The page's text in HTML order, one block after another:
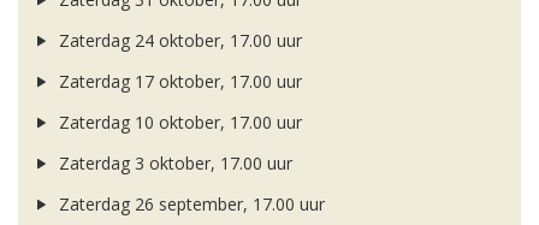
Zaterdag 24 oktober, 17.00 uur
Zaterdag 17 oktober, 17.00 uur
Zaterdag 10 oktober, 17.00 uur
Zaterdag 3 oktober, 17.00 uur
Zaterdag 26 september, 17.00 uur